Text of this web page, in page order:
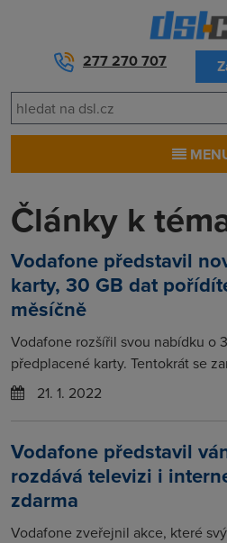
277 270 707
Články k
Vodafone představil
karty, 30 GB dat
měsíčně
Vodafone rozšířil svou nabídku o
předplacené karty. Tentokrát se
21. 1. 2022
Vodafone představil
rozdává televizi i
zdarma
Vodafone zveřejnil akce, které